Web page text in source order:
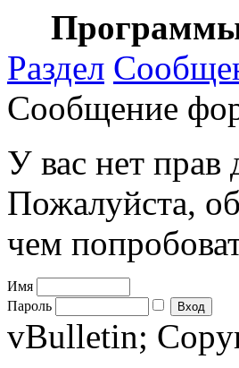
Раздел
Сообщение
У вас нет прав
Пожалуйста,
чем
Имя
Пароль
vBulletin;